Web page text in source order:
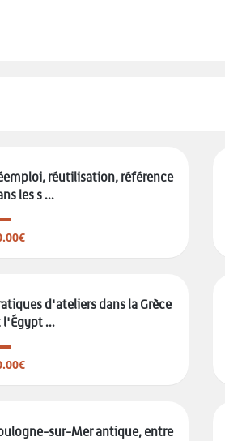
réutilisation, référence
les s ...
d'ateliers dans la Grèce
l'Égypt ...
sur-Mer antique, entre